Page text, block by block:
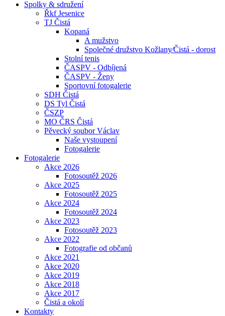
Spolky & sdružení
Řkf Jesenice
TJ Čistá
Kopaná
A mužstvo
Společné družstvo Kožlany⁄Čistá - dorost
Stolní tenis
ČASPV - Odbíjená
ČASPV - Ženy
Sportovní fotogalerie
SDH Čistá
DS Tyl Čistá
ČSZP
MO ČRS Čistá
Pěvecký soubor Václav
Naše vystoupení
Fotogalerie
Fotogalerie
Akce 2026
Fotosoutěž 2026
Akce 2025
Fotosoutěž 2025
Akce 2024
Fotosoutěž 2024
Akce 2023
Fotosoutěž 2023
Akce 2022
Fotografie od občanů
Akce 2021
Akce 2020
Akce 2019
Akce 2018
Akce 2017
Čistá a okolí
Kontakty